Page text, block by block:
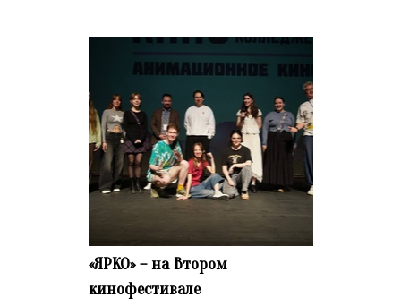
«ЯРКО» – на Втором
кинофестивале